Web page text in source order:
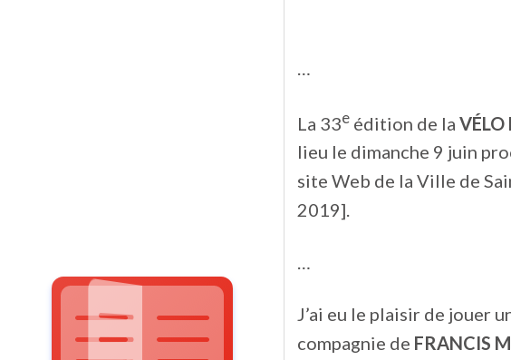
…
La 33eédition de la VÉLO
lieu le dimanche 9 juin
site Web de la Ville de
2019].
…
J’ai eu le plaisir de jouer
compagnie de FRANCIS